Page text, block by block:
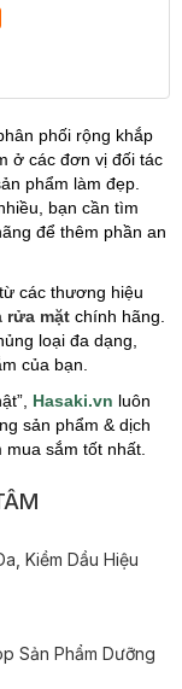
phối rộng khắp
ở các đơn vị đối tác
phẩm làm đẹp.
bạn cần tìm
để thêm phần an
các thương hiệu
rửa mặt chính hãng.
loại đa dạng,
của bạn.
Hasaki.vn luôn
sản phẩm & dịch
sắm tốt nhất.
Kiềm Dầu Hiệu
Sản Phẩm Dưỡng